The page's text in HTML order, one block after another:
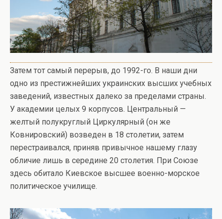
Затем тот самый перерыв, до 1992-го. В наши дни
одно из престижнейших украинских высших учебных
заведений, известных далеко за пределами страны.
У академии целых 9 корпусов. Центральный —
желтый полукруглый Циркулярный (он же
Ковнировский) возведен в 18 столетии, затем
перестраивался, приняв привычное нашему глазу
обличие лишь в середине 20 столетия. При Союзе
здесь обитало Киевское высшее военно-морское
политическое училище.